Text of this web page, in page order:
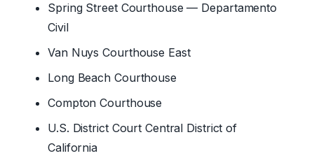
Spring Street Courthouse — Departamento
Civil
Van Nuys Courthouse East
Long Beach Courthouse
Compton Courthouse
U.S. District Court Central District of
California